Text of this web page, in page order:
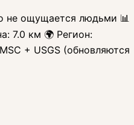
не ощущается людьми 📊
7.0 км 🌍 Регион:
+ USGS (обновляются